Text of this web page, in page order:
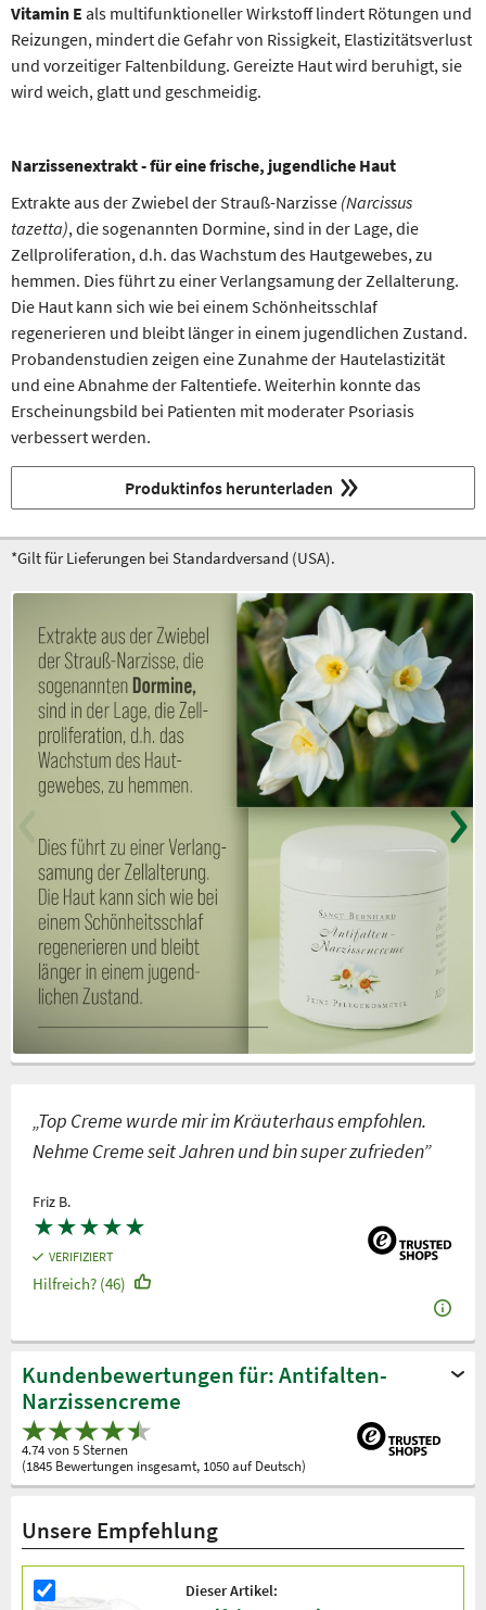
Vitamin E als multifunktioneller Wirkstoff lindert Rötungen und
Reizungen, mindert die Gefahr von Rissigkeit, Elastizitätsverlust
und vorzeitiger Faltenbildung. Gereizte Haut wird beruhigt, sie
wird weich, glatt und geschmeidig.
Narzissenextrakt - für eine frische, jugendliche Haut
Extrakte aus der Zwiebel der Strauß-Narzisse (Narcissus
tazetta), die sogenannten Dormine, sind in der Lage, die
Zellproliferation, d.h. das Wachstum des Hautgewebes, zu
hemmen. Dies führt zu einer Verlangsamung der Zellalterung.
Die Haut kann sich wie bei einem Schönheitsschlaf
regenerieren und bleibt länger in einem jugendlichen Zustand.
Probandenstudien zeigen eine Zunahme der Hautelastizität
und eine Abnahme der Faltentiefe. Weiterhin konnte das
Erscheinungsbild bei Patienten mit moderater Psoriasis
verbessert werden.
Produktinfos herunterladen
*Gilt für Lieferungen bei Standardversand (USA).
„Top Creme wurde mir im Kräuterhaus empfohlen.
Nehme Creme seit Jahren und bin super zufrieden”
Friz B.
★★★★★
VERIFIZIERT
Hilfreich? (46)
Kundenbewertungen für: Antifalten-
Narzissencreme
4.74 von 5 Sternen
(1845 Bewertungen insgesamt, 1050 auf Deutsch)
Unsere Empfehlung
Dieser Artikel: